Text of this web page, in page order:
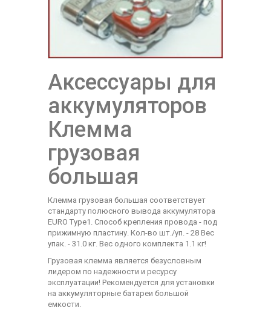
Аксессуары для
аккумуляторов
Клемма
грузовая
большая
Клемма грузовая большая соответствует
стандарту полюсного вывода аккумулятора
EURO Type1. Способ крепления провода - под
прижимную пластину. Кол-во шт./уп. - 28 Вес
упак. - 31.0 кг. Вес одного комплекта 1.1 кг!
Грузовая клемма является безусловным
лидером по надежности и ресурсу
эксплуатации! Рекомендуется для установки
на аккумуляторные батареи большой
емкости.